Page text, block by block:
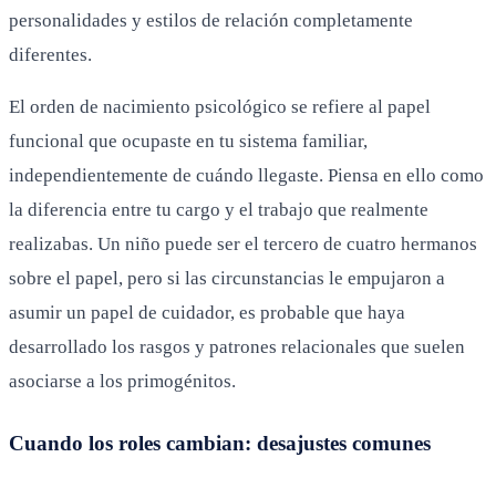
personalidades y estilos de relación completamente
diferentes.
El orden de nacimiento psicológico se refiere al papel
funcional que ocupaste en tu sistema familiar,
independientemente de cuándo llegaste. Piensa en ello como
la diferencia entre tu cargo y el trabajo que realmente
realizabas. Un niño puede ser el tercero de cuatro hermanos
sobre el papel, pero si las circunstancias le empujaron a
asumir un papel de cuidador, es probable que haya
desarrollado los rasgos y patrones relacionales que suelen
asociarse a los primogénitos.
Cuando los roles cambian: desajustes comunes